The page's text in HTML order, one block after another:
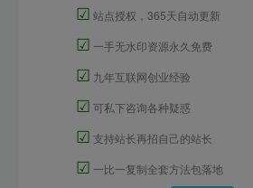
☑ 站点授权，365天自动更新
☑ 一手无水印资源永久免费
☑ 九年互联网创业经验
☑ 可私下咨询各种疑惑
☑ 支持站长再招自己的站长
☑ 一比一复制全套方法包落地